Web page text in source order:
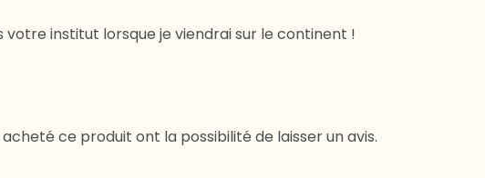
votre institut lorsque je viendrai sur le continent !
ce produit ont la possibilité de laisser un avis.